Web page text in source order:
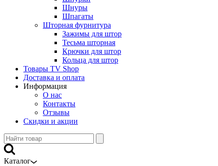
Шнуры
Шпагаты
Шторная фурнитура
Зажимы для штор
Тесьма шторная
Крючки для штор
Кольца для штор
Товары TV Shop
Доставка и оплата
Информация
О нас
Контакты
Отзывы
Скидки и акции
Каталог